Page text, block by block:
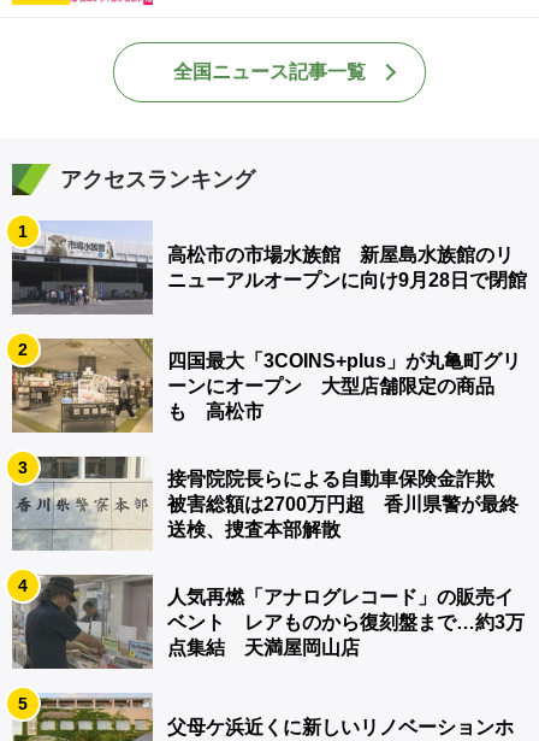
全国ニュース記事一覧
アクセスランキング
1
高松市の市場水族館 新屋島水族館のリ
ニューアルオープンに向け9月28日で閉館
2
四国最大「3COINS+plus」が丸亀町グリ
ーンにオープン 大型店舗限定の商品
も 高松市
3
接骨院院長らによる自動車保険金詐欺
被害総額は2700万円超 香川県警が最終
送検、捜査本部解散
4
人気再燃「アナログレコード」の販売イ
ベント レアものから復刻盤まで…約3万
点集結 天満屋岡山店
5
父母ケ浜近くに新しいリノベーションホ